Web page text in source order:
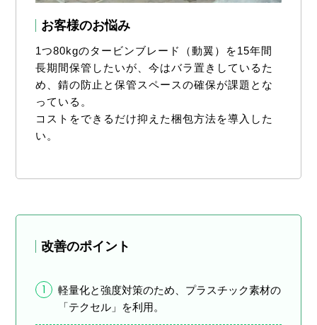
お客様のお悩み
1つ80kgのタービンブレード（動翼）を15年間
長期間保管したいが、今はバラ置きしているた
め、錆の防止と保管スペースの確保が課題とな
っている。
コストをできるだけ抑えた梱包方法を導入した
い。
改善のポイント
1
軽量化と強度対策のため、プラスチック素材の
「テクセル」を利用。